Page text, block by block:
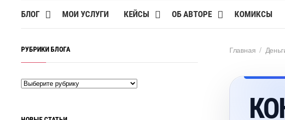
БЛОГ МОИ УСЛУГИ КЕЙСЫ ОБ АВТОРЕ КОМИКСЫ
Главная /
РУБРИКИ БЛОГА